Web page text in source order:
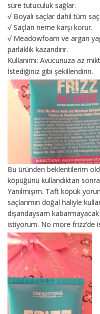
süre tutuculuk sağlar.
√ Boyalı saçlar dahil tüm
√ Saçları neme karşı korur.
√ Meadowfoam ve argan
parlaklık kazandırır.
Kullanımı: Avucunuza az
İstediğiniz gibi şekillendirin.
Bu üründen beklentilerim
köpüğünü kullandıktan
Yanılmışım. Taft köpük
saçlarımın doğal haliyle
dışarıdaysam
istiyorum. No more frizz’de